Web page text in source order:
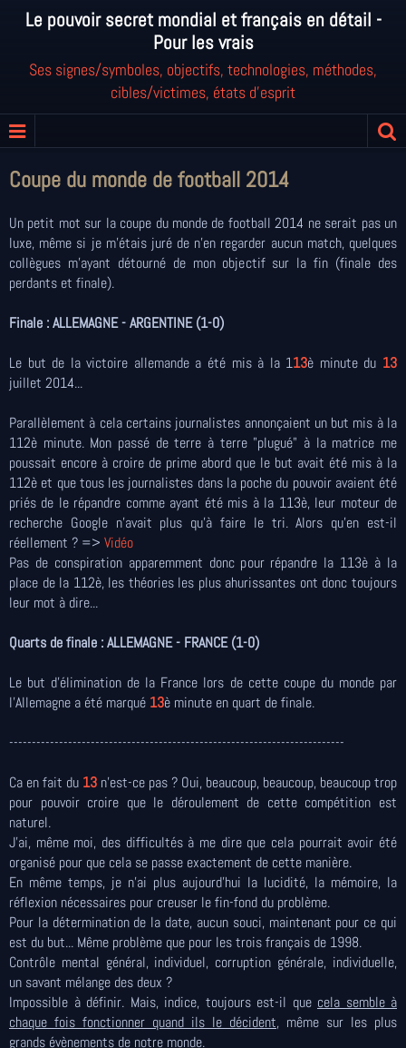
Le pouvoir secret mondial et français en détail -
Pour les vrais
Ses signes/symboles, objectifs, technologies, méthodes,
cibles/victimes, états d'esprit
Coupe du monde de football 2014
Un petit mot sur la coupe du monde de football 2014 ne serait pas un
luxe, même si je m'étais juré de n'en regarder aucun match, quelques
collègues m'ayant détourné de mon objectif sur la fin (finale des
perdants et finale).
Finale : ALLEMAGNE - ARGENTINE (1-0)
Le but de la victoire allemande a été mis à la 113è minute du 13
juillet 2014...
Parallèlement à cela certains journalistes annonçaient un but mis à la
112è minute. Mon passé de terre à terre "plugué" à la matrice me
poussait encore à croire de prime abord que le but avait été mis à la
112è et que tous les journalistes dans la poche du pouvoir avaient été
priés de le répandre comme ayant été mis à la 113è, leur moteur de
recherche Google n'avait plus qu'à faire le tri.Alors qu'en est-il
réellement ? => Vidéo
Pas de conspiration apparemment donc pour répandre la 113è à la
place de la 112è, les théories les plus ahurissantes ont donc toujours
leur mot à dire...
Quarts de finale : ALLEMAGNE - FRANCE (1-0)
Le but d'élimination de la France lors de cette coupe du monde par
l'Allemagne a été marqué 13è minute en quart de finale.
--------------------------------------------------------------------------
Ca en fait du 13 n'est-ce pas ? Oui, beaucoup, beaucoup, beaucoup trop
pour pouvoir croire que le déroulement de cette compétition est
naturel.
J'ai, même moi, des difficultés à me dire que cela pourrait avoir été
organisé pour que cela se passe exactement de cette manière.
En même temps, je n'ai plus aujourd'hui la lucidité, la mémoire, la
réflexion nécessaires pour creuser le fin-fond du problème.
Pour la détermination de la date, aucun souci, maintenant pour ce qui
est du but... Même problème que pour les trois français de 1998.
Contrôle mental général, individuel, corruption générale, individuelle,
un savant mélange des deux ?
Impossible à définir. Mais, indice, toujours est-il que cela semble à
chaque fois fonctionner quand ils le décident, même sur les plus
grands évènements de notre monde.